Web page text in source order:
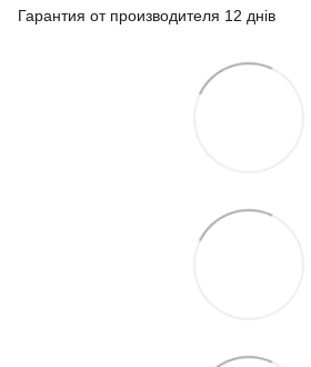
Гарантия от производителя 12 днів